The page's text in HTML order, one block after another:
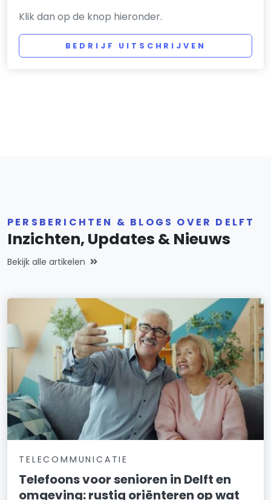
Klik dan op de knop hieronder.
BEDRIJF UITSCHRIJVEN
PERSBERICHTEN & BLOGS OVER DELFT
Inzichten, Updates & Nieuws
Bekijk alle artikelen
TELECOMMUNICATIE
Telefoons voor senioren in Delft en
omgeving: rustig oriënteren op wat